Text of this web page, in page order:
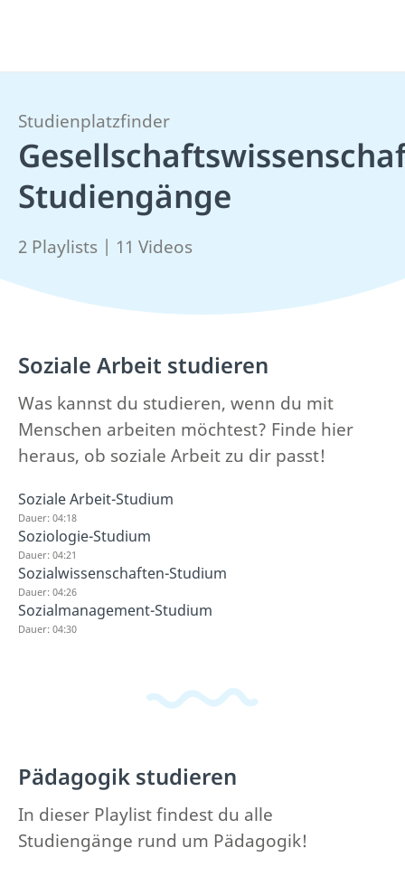
Studienplatzfinder
Studiengänge
2 Playlists | 11 Videos
Soziale Arbeit studieren
Was kannst du studieren, wenn du mit
Menschen arbeiten möchtest? Finde hier
heraus, ob soziale Arbeit zu dir passt!
Soziale Arbeit-Studium
Dauer: 04:18
Soziologie-Studium
Dauer: 04:21
Sozialwissenschaften-Studium
Dauer: 04:26
Sozialmanagement-Studium
Dauer: 04:30
Pädagogik studieren
In dieser Playlist findest du alle
Studiengänge rund um Pädagogik!